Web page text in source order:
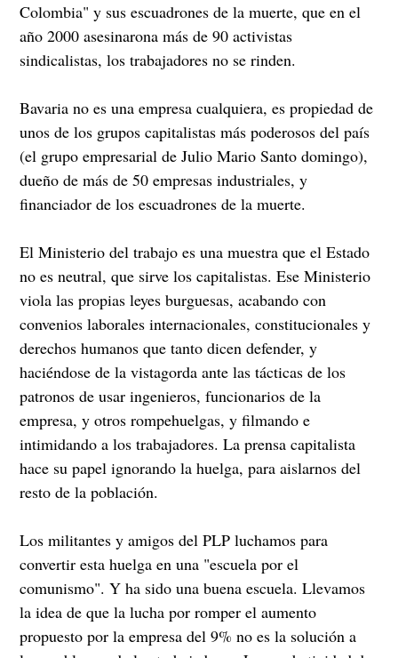
Colombia" y sus escuadrones de la muerte, que en el
año 2000 asesinarona más de 90 activistas
sindicalistas, los trabajadores no se rinden.
Bavaria no es una empresa cualquiera, es propiedad de
unos de los grupos capitalistas más poderosos del país
(el grupo empresarial de Julio Mario Santo domingo),
dueño de más de 50 empresas industriales, y
financiador de los escuadrones de la muerte.
El Ministerio del trabajo es una muestra que el Estado
no es neutral, que sirve los capitalistas. Ese Ministerio
viola las propias leyes burguesas, acabando con
convenios laborales internacionales, constitucionales y
derechos humanos que tanto dicen defender, y
haciéndose de la vistagorda ante las tácticas de los
patronos de usar ingenieros, funcionarios de la
empresa, y otros rompehuelgas, y filmando e
intimidando a los trabajadores. La prensa capitalista
hace su papel ignorando la huelga, para aislarnos del
resto de la población.
Los militantes y amigos del PLP luchamos para
convertir esta huelga en una "escuela por el
comunismo". Y ha sido una buena escuela. Llevamos
la idea de que la lucha por romper el aumento
propuesto por la empresa del 9% no es la solución a